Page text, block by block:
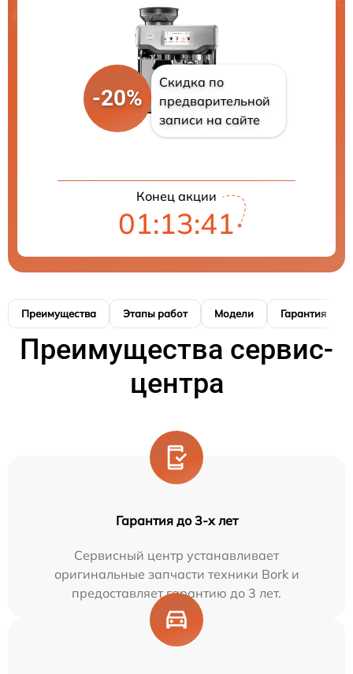
-20%
Скидка по
предварительной
записи на сайте
Конец акции
01:13:40
Преимущества Этапы работ Модели Гарантия
Преимущества сервис-
центра
Гарантия до 3-х лет
Сервисный центр устанавливает
оригинальные запчасти техники Bork и
предоставляет гарантию до 3 лет.